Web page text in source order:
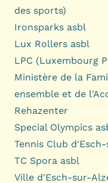
des sports)
Ironsparks asbl
Lux Rollers asbl
LPC (Luxembourg
Ministère de la
ensemble et de
Rehazenter
Special Olympics
Tennis Club
TC Spora asbl
Ville d'Esch-sur-